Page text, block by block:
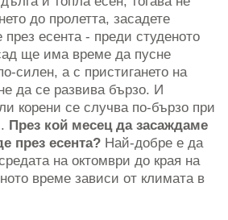
до пролетта, засадете
през есента - преди студеното
ще има време да пусне
силен, а с пристигането на
да се развива бързо. И
корени се случва по-бързо при
През кой месец да засаждаме
през есента? Най-добре е да
на октомври до края на
време зависи от климата в